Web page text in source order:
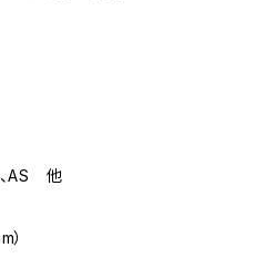
、AS 他